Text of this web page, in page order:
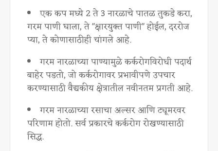
एक कप मध्ये 2 ते 3 नारळाचे पातळ तुकडे करा,
गरम पाणी घाला, ते "क्षारयुक्त पाणी" होईल, दररोज
प्या, ते कोणासाठीही चांगले आहे.
गरम नारळाच्या पाण्यामुळे कर्करोगविरोधी पदार्थ
बाहेर पडतो, जो कर्करोगावर प्रभावीपणे उपचार
करण्यासाठी वैद्यकीय क्षेत्रातील नवीनतम प्रगती आहे.
गरम नारळाच्या रसाचा अल्सर आणि ट्यूमरवर
परिणाम होतो. सर्व प्रकारचे कर्करोग रोखण्यासाठी
सिद्ध.